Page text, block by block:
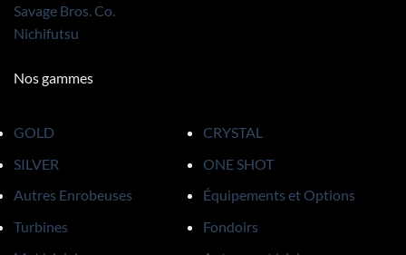
Savage Bros. Co.
Nichifutsu
Nos gammes
GOLD
CRYSTAL
SILVER
ONE SHOT
Autres Enrobeuses
Équipements et Options
Turbines
Fondoirs